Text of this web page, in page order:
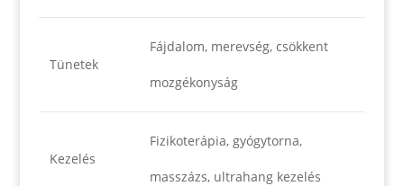
Tünetek
Fájdalom, merevség, csökkent
mozgékonyság
Kezelés
Fizikoterápia, gyógytorna,
masszázs, ultrahang kezelés